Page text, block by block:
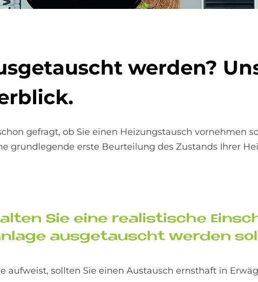
wer­den?
gefragt, ob Sie einen Heizungstausch vornehmen
grundlegende erste Beurteilung des Zustands Ihrer
Sie eine rea­li­sti­sche
aus­ge­tau­scht wer­den
aufweist, sollten Sie einen Austausch ernsthaft in